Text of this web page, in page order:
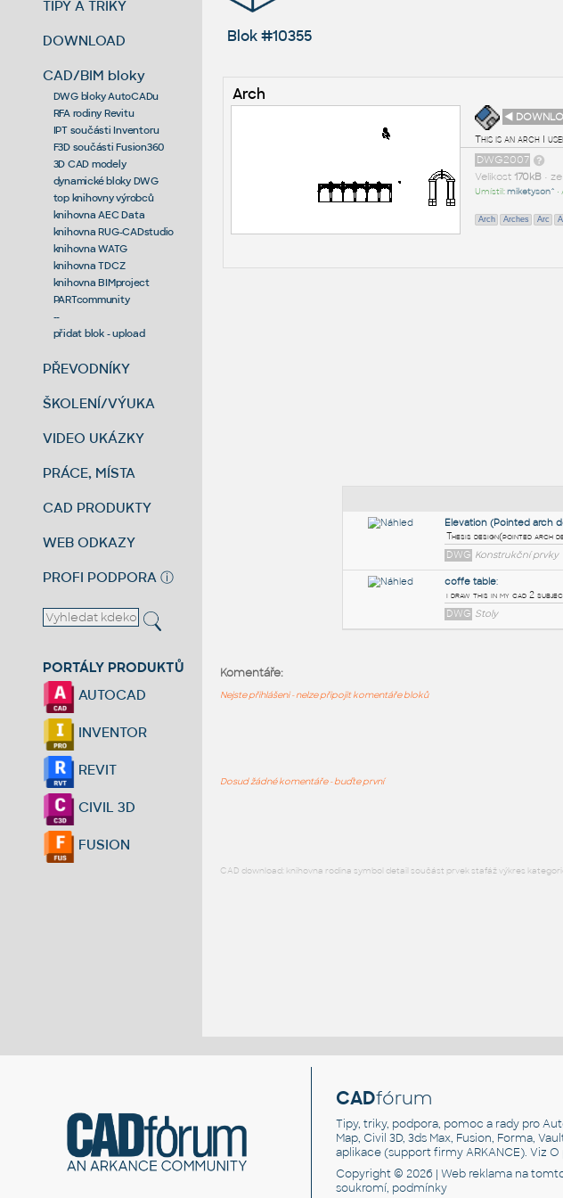
TIPY A TRIKY
DOWNLOAD
CAD/BIM bloky
DWG bloky AutoCADu
RFA rodiny Revitu
IPT součásti Inventoru
F3D součásti Fusion360
3D CAD modely
dynamické bloky DWG
top knihovny výrobců
knihovna AEC Data
knihovna RUG-CADstudio
knihovna WATG
knihovna TDCZ
knihovna BIMproject
PARTcommunity
--
přidat blok - upload
PŘEVODNÍKY
ŠKOLENÍ/VÝUKA
VIDEO UKÁZKY
PRÁCE, MÍSTA
CAD PRODUKTY
WEB ODKAZY
PROFI PODPORA ⓘ
PORTÁLY PRODUKTŮ
AUTOCAD
INVENTOR
REVIT
CIVIL 3D
FUSION
Blok #10355
Arch
◄
This is an arch I
DWG2007
Velikost 170kB•
Umístil:miketyson^
Arch Arches Arc
Komentáře:
Nejste přihlášeni - nelze připojit komentáře bloků
Dosud žádné komentáře - buďte první
CAD download: knihovna rodina symbol detail součást prvek stafáž výkres
CADfórum
Tipy, triky, podpora, pomoc a rady pro
Map, Civil 3D, 3ds Max, Fusion, Forma,
aplikace (support firmy ARKANCE). VizO
Copyright © 2026 |Web reklama na
soukromí, podmínky